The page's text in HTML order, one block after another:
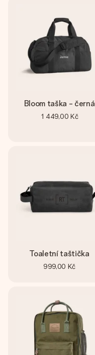
Bloom taška - černá
1 449,00 Kč
Toaletní taštička
999,00 Kč